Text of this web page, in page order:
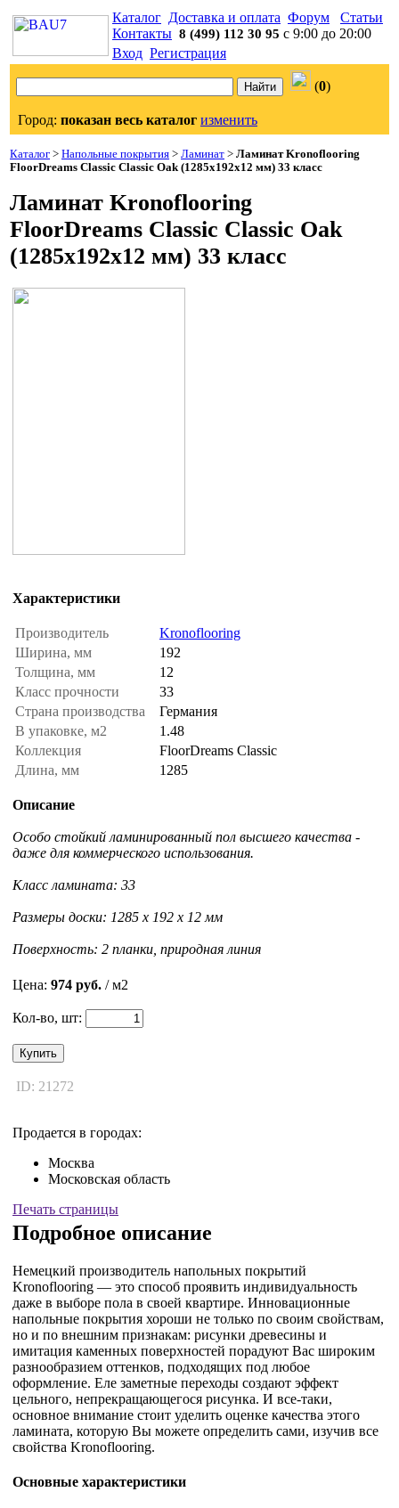
Каталог Доставка и оплата Форум
Статьи
Контакты 8 (499) 112 30 95 с 9:00 до 20:00
Вход Регистрация
(0)
Город: показан весь каталог изменить
Каталог > Напольные покрытия > Ламинат > Ламинат Kronoflooring
FloorDreams Classic Classic Oak (1285x192x12 мм) 33 класс
Ламинат Kronoflooring
FloorDreams Classic Classic Oak
(1285x192x12 мм) 33 класс
Характеристики
Производитель
Kronoflooring
Ширина, мм
192
Толщина, мм
12
Класс прочности
33
Страна производства
Германия
В упаковке, м2
1.48
Коллекция
FloorDreams Classic
Длина, мм
1285
Описание
Особо стойкий ламинированный пол высшего качества -
даже для коммерческого использования.
Класс ламината: 33
Размеры доски: 1285 x 192 x 12 мм
Поверхность: 2 планки, природная линия
Цена: 974 руб. / м2
Кол-во, шт:
Купить
ID: 21272
Продается в городах:
Москва
Московская область
Печать страницы
Подробное описание
Немецкий производитель напольных покрытий
Kronoflooring — это способ проявить индивидуальность
даже в выборе пола в своей квартире. Инновационные
напольные покрытия хороши не только по своим свойствам,
но и по внешним признакам: рисунки древесины и
имитация каменных поверхностей порадуют Вас широким
разнообразием оттенков, подходящих под любое
оформление. Еле заметные переходы создают эффект
цельного, непрекращающегося рисунка. И все-таки,
основное внимание стоит уделить оценке качества этого
ламината, которую Вы можете определить сами, изучив все
свойства Kronoflooring.
Основные характеристики